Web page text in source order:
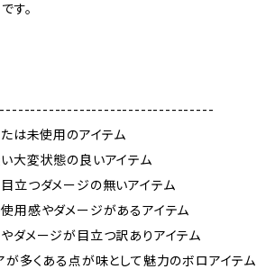
す。
は未使用のアイテム
大変状態の良いアイテム
立つダメージの無いアイテム
用感やダメージがあるアイテム
ダメージが目立つ訳ありアイテム
多くある点が味として魅力のボロアイテム